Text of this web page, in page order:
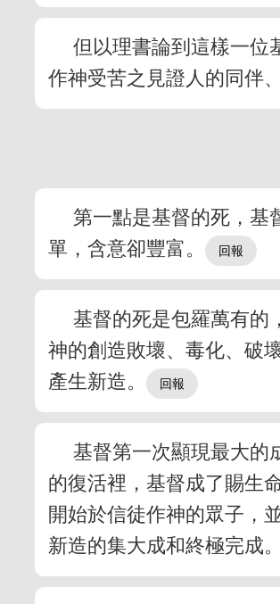
但以理書論到這樣一位
作神受苦之見證人的同伴
第一點是基督的死，基
單，含意卻豐富。
基督的死是包羅萬有的
神的創造敗壞、毒化、破
產生新造。
基督第一次顯現最大的
的復活裡，基督成了賜生
開始於信徒作神的眾子，
新造的集大成和終極完成